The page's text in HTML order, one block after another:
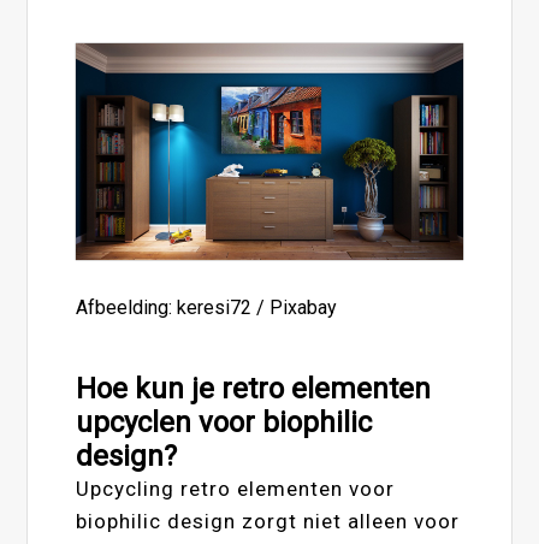
Afbeelding: keresi72 / Pixabay
Hoe kun je retro elementen
upcyclen voor biophilic
design?
Upcycling retro elementen voor
biophilic design zorgt niet alleen voor